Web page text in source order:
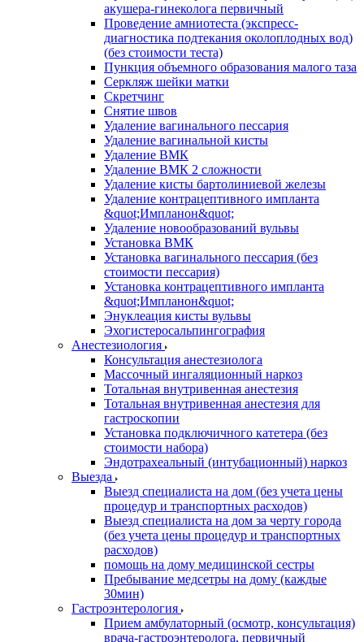
акушера-гинеколога первичный
Проведение амниотеста (экспресс-
диагностика подтекания околоплодных вод)
(без стоимости теста)
Пункция объемного образования малого таза
Серкляж шейки матки
Скретчинг
Снятие швов
Удаление вагинального пессария
Удаление вагинальной кисты
Удаление ВМК
Удаление ВМК 2 сложности
Удаление кисты бартолиниевой железы
Удаление контрацептивного импланта
&quot;Импланон&quot;
Удаление новообразований вульвы
Установка ВМК
Установка вагинального пессария (без
стоимости пессария)
Установка контрацептивного импланта
&quot;Импланон&quot;
Энуклеация кисты вульвы
Эхогистеросальпингография
Анестезиология
Консультация анестезиолога
Массочный ингаляционный наркоз
Тотальная внутривенная анестезия
Тотальная внутривенная анестезия для
гастроскопии
Установка подключичного катетера (без
стоимости набора)
Эндотрахеальный (интубационный) наркоз
Выезда
Выезд специалиста на дом (без учета цены
процедур и транспортных расходов)
Выезд специалиста на дом за черту города
(без учета цены процедур и транспортных
расходов)
помощь на дому медицинской сестры
Пребывание медсетры на дому (каждые
30мин)
Гастроэнтерология
Прием амбулаторный (осмотр, консультация)
врача-гастроэнтеролога, первичный